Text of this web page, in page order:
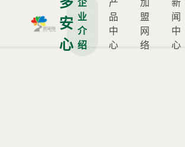
安
心
业
介
绍
品
中
心
盟
网
络
闻
中
心